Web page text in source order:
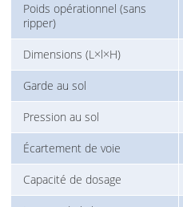
Poids opérationnel (sans
ripper)
Dimensions (L×l×H)
Garde au sol
Pression au sol
Écartement de voie
Capacité de dosage